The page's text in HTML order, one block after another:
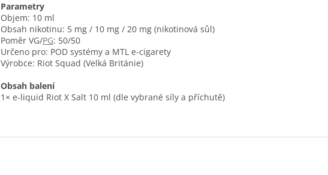
Parametry
Objem: 10 ml
Obsah nikotinu: 5 mg / 10 mg / 20 mg (nikotinová sůl)
Poměr VG/PG: 50/50
Určeno pro: POD systémy a MTL e-cigarety
Výrobce: Riot Squad (Velká Británie)
Obsah balení
1× e-liquid Riot X Salt 10 ml (dle vybrané síly a příchutě)